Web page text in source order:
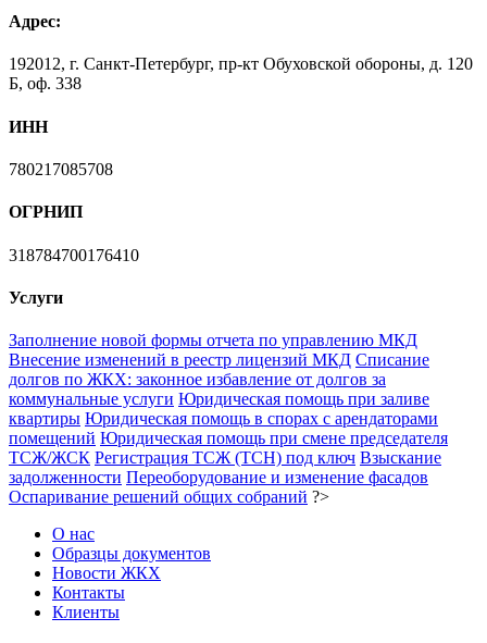
Адрес:
192012, г. Санкт-Петербург, пр-кт Обуховской обороны, д. 120
Б, оф. 338
ИНН
780217085708
ОГРНИП
318784700176410
Услуги
Заполнение новой формы отчета по управлению МКД
Внесение изменений в реестр лицензий МКД Списание
долгов по ЖКХ: законное избавление от долгов за
коммунальные услуги Юридическая помощь при заливе
квартиры Юридическая помощь в спорах с арендаторами
помещений Юридическая помощь при смене председателя
ТСЖ/ЖСК Регистрация ТСЖ (ТСН) под ключ Взыскание
задолженности Переоборудование и изменение фасадов
Оспаривание решений общих собраний ?>
О нас
Образцы документов
Новости ЖКХ
Контакты
Клиенты